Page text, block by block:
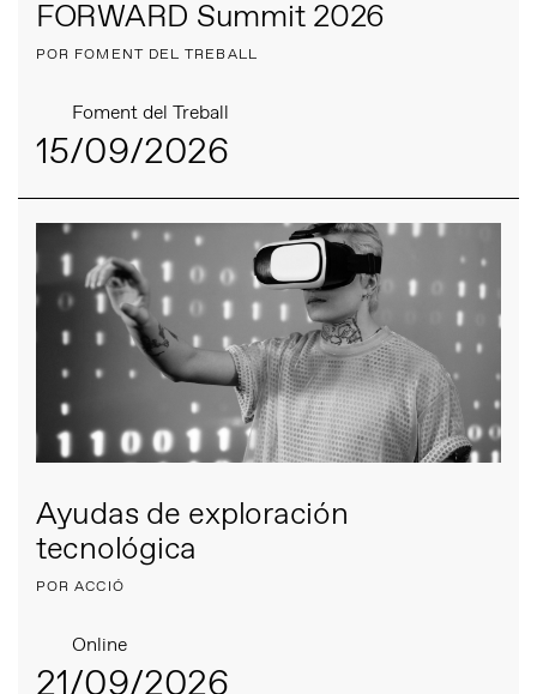
FORWARD Summit 2026
POR FOMENT DEL TREBALL
Foment del Treball
15/09/2026
Ayudas de exploración
tecnológica
POR ACCIÓ
Online